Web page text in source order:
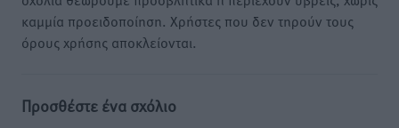
καμμία προειδοποίηση. Χρήστες που δεν τηρούν τους
όρους χρήσης αποκλείονται.
Προσθέστε ένα σχόλιο